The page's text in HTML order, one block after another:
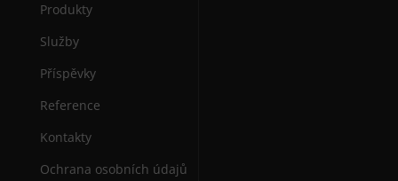
Produkty
Služby
Příspěvky
Reference
Kontakty
Ochrana osobních údajů